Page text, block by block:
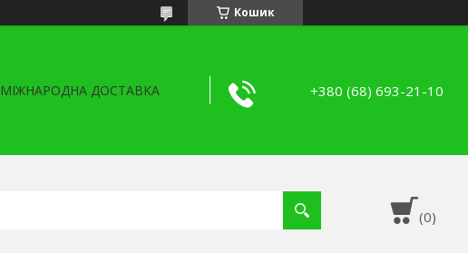
Кошик
МІЖНАРОДНА ДОСТАВКА +380 (68) 693-21-10